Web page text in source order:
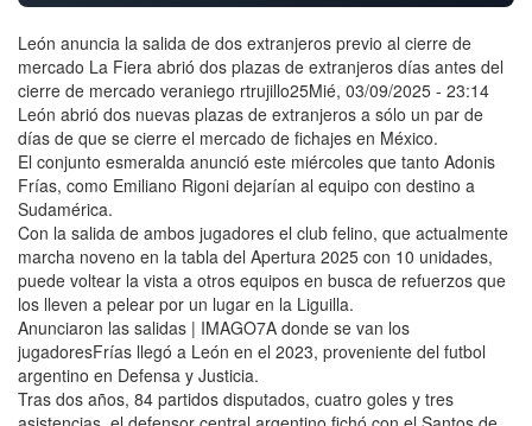
León anuncia la salida de dos extranjeros previo al cierre de
mercado La Fiera abrió dos plazas de extranjeros días antes del
cierre de mercado veraniego rtrujillo25Mié, 03/09/2025 - 23:14
León abrió dos nuevas plazas de extranjeros a sólo un par de
días de que se cierre el mercado de fichajes en México.
El conjunto esmeralda anunció este miércoles que tanto Adonis
Frías, como Emiliano Rigoni dejarían al equipo con destino a
Sudamérica.
Con la salida de ambos jugadores el club felino, que actualmente
marcha noveno en la tabla del Apertura 2025 con 10 unidades,
puede voltear la vista a otros equipos en busca de refuerzos que
los lleven a pelear por un lugar en la Liguilla.
Anunciaron las salidas | IMAGO7A donde se van los
jugadoresFrías llegó a León en el 2023, proveniente del futbol
argentino en Defensa y Justicia.
Tras dos años, 84 partidos disputados, cuatro goles y tres